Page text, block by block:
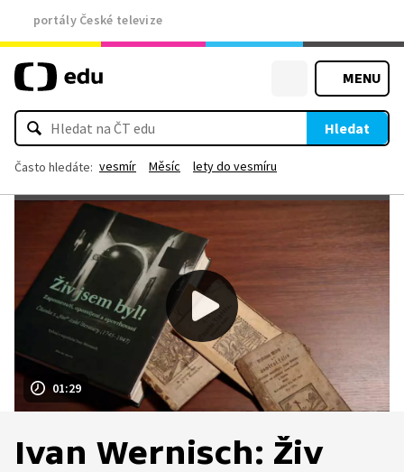
portály České televize
MENU
Hledat
Často hledáte: vesmír Měsíc lety do vesmíru
01:29
Ivan Wernisch: Živ